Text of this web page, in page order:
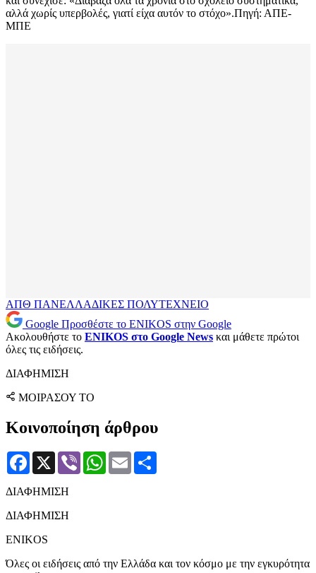
αλλά χωρίς υπερβολές, γιατί είχα αυτόν το στόχο».Πηγή: ΑΠΕ-
ΜΠΕ
ΑΠΘ ΠΑΝΕΛΛΑΔΙΚΕΣ ΠΟΛΥΤΕΧΝΕΙΟ
Google Προσθέστε το ENIKOS στην Google
Ακολουθήστε το ENIKOS στο Google News και μάθετε πρώτοι
όλες τις ειδήσεις.
ΔΙΑΦΗΜΙΣΗ
ΜΟΙΡΑΣΟΥ ΤΟ
Κοινοποίηση άρθρου
Facebook
X Viber WhatsApp
Email
ΔΙΑΦΗΜΙΣΗ
ΔΙΑΦΗΜΙΣΗ
ENIKOS
Όλες οι ειδήσεις από την Ελλάδα και τον κόσμο με την εγκυρότητα